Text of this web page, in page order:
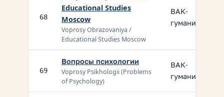
68
Educational Studies
Moscow
Voprosy Obrazovaniya /
Educational Studies Moscow
ВАК-
гуманит.
69
Вопросы психологии
Voprosy Psikhologii (Problems
of Psychology)
ВАК-
гуманит.